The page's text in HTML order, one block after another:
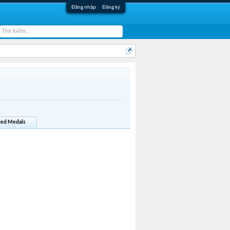
Đăng nhập Đăng ký
Medals